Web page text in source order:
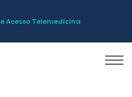
Acesso Telemedicina